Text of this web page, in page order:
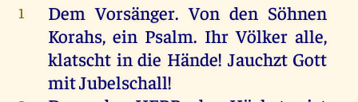
1 Dem Vorsänger.Von den Söhnen
Korahs,ein Psalm. Ihr Völker alle,
klatscht in die Hände! Jauchzt Gott
mitJubelschall!